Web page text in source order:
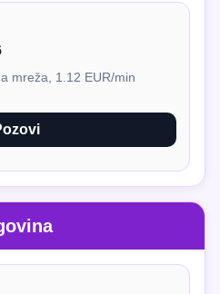
mreža, 1.12 EUR/min